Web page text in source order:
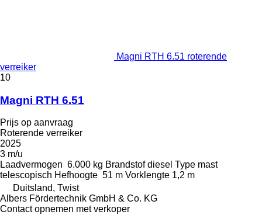
Magni RTH 6.51 roterende
verreiker
10
Magni RTH 6.51
Prijs op aanvraag
Roterende verreiker
2025
3 m/u
Laadvermogen 6.000 kg Brandstof diesel Type mast
telescopisch Hefhoogte 51 m Vorklengte 1,2 m
Duitsland, Twist
Albers Fördertechnik GmbH & Co. KG
Contact opnemen met verkoper